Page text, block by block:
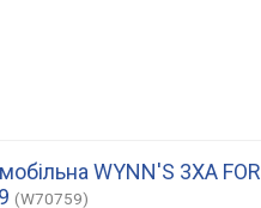
WYNN'S 3XA FOR
(W70759)